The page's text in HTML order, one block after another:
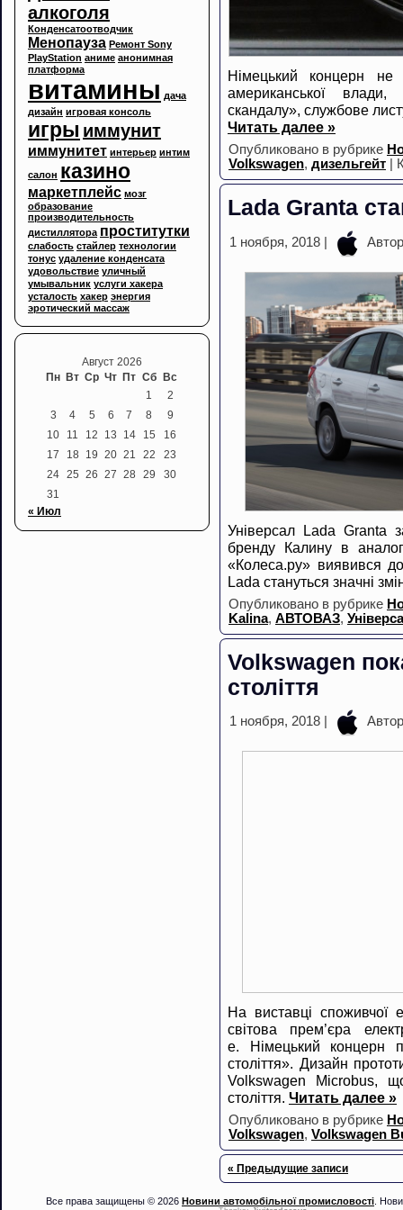
алкоголя
Конденсатоотводчик
Менопауза Ремонт Sony
PlayStation аниме анонимная
платформа
витамины дача
дизайн игровая консоль
игры иммунит
иммунитет интерьер интим
салон казино
маркетплейс мозг
образование
производительность
дистиллятора проститутки
слабость стайлер технологии
тонус удаление конденсата
удовольствие уличный
умывальник услуги хакера
усталость хакер энергия
эротический массаж
Август 2026
Пн Вт Ср Чт Пт Сб
Вс
1
2
3
4 5 6 7 8
9
10
11 12 13 14 15
16
17
18 19 20 21 22
23
24 25 26 27 28 29
30
31
« Июл
Німецький концерн не
американської
скандалу», службове
Читать далее »
Опубликовано в рубрике
Volkswagen, дизельгейт
Lada Granta
1 ноября, 2018 |
Універсал Lada Granta
бренду Калину в
«Колеса.ру» виявився
Lada стануться значні
Опубликовано в рубрике
Kalina, АВТОВАЗ,
Volkswagen
століття
1 ноября, 2018 |
На виставці споживчої
світова прем’єра
e. Німецький концерн
століття». Дизайн
Volkswagen Microbus,
століття. Читать далее »
Опубликовано в рубрике
Volkswagen, Volkswagen
« Предыдущие записи
Все права защищены © 2026 Новини автомобільної промисловості .